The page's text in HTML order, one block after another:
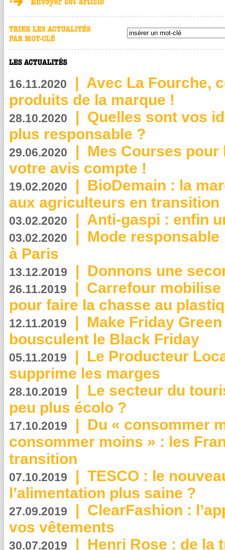
16.11.2020 | Avec La Fourche,
produits de la marque !
28.10.2020 | Quelles sont vos
plus responsable ?
29.06.2020 | Mes Courses pour
votre avis compte !
19.02.2020 | BioDemain : la
aux agriculteurs en transition
03.02.2020 | Anti-gaspi : enfin
03.02.2020 | Mode
à Paris
13.12.2019 | Donnons une
26.11.2019 | Carrefour
pour faire la chasse au
12.11.2019 | Make Friday
bousculent le Black Friday
05.11.2019 | Le Producteur
supprime les marges
28.10.2019 | Le secteur du
peu plus écolo ?
17.10.2019 | Du « consommer
consommer moins » : les
transition
07.10.2019 | TESCO : le
l’alimentation plus saine ?
27.09.2019 | ClearFashion :
vos vêtements
30.07.2019 | Henri Rose : de la